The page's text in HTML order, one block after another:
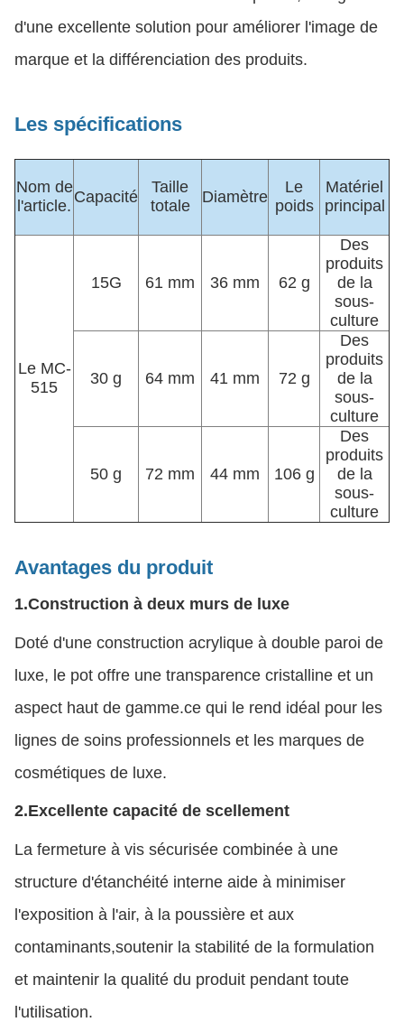
d'une excellente solution pour améliorer l'image de
marque et la différenciation des produits.
Les spécifications
Nom de
l'article. Capacité
Taille
totale
Diamètre
Le
poids
Matériel
principal
Le MC-
515
15G 61 mm 36 mm 62 g
Des
produits
de la
sous-
culture
30 g 64 mm 41 mm 72 g
Des
produits
de la
sous-
culture
50 g 72 mm 44 mm 106 g
Des
produits
de la
sous-
culture
Avantages du produit
1.Construction à deux murs de luxe
Doté d'une construction acrylique à double paroi de
luxe, le pot offre une transparence cristalline et un
aspect haut de gamme.ce qui le rend idéal pour les
lignes de soins professionnels et les marques de
cosmétiques de luxe.
2.Excellente capacité de scellement
La fermeture à vis sécurisée combinée à une
structure d'étanchéité interne aide à minimiser
l'exposition à l'air, à la poussière et aux
contaminants,soutenir la stabilité de la formulation
et maintenir la qualité du produit pendant toute
l'utilisation.